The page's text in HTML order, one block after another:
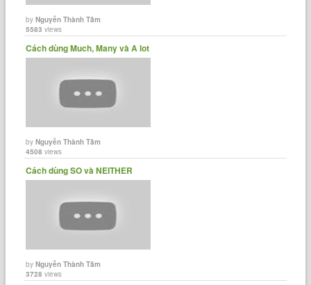
byNguyễn Thành Tâm
5583 views
Cách dùng Much, Many và A lot
byNguyễn Thành Tâm
4508 views
Cách dùng SO và NEITHER
byNguyễn Thành Tâm
3728 views